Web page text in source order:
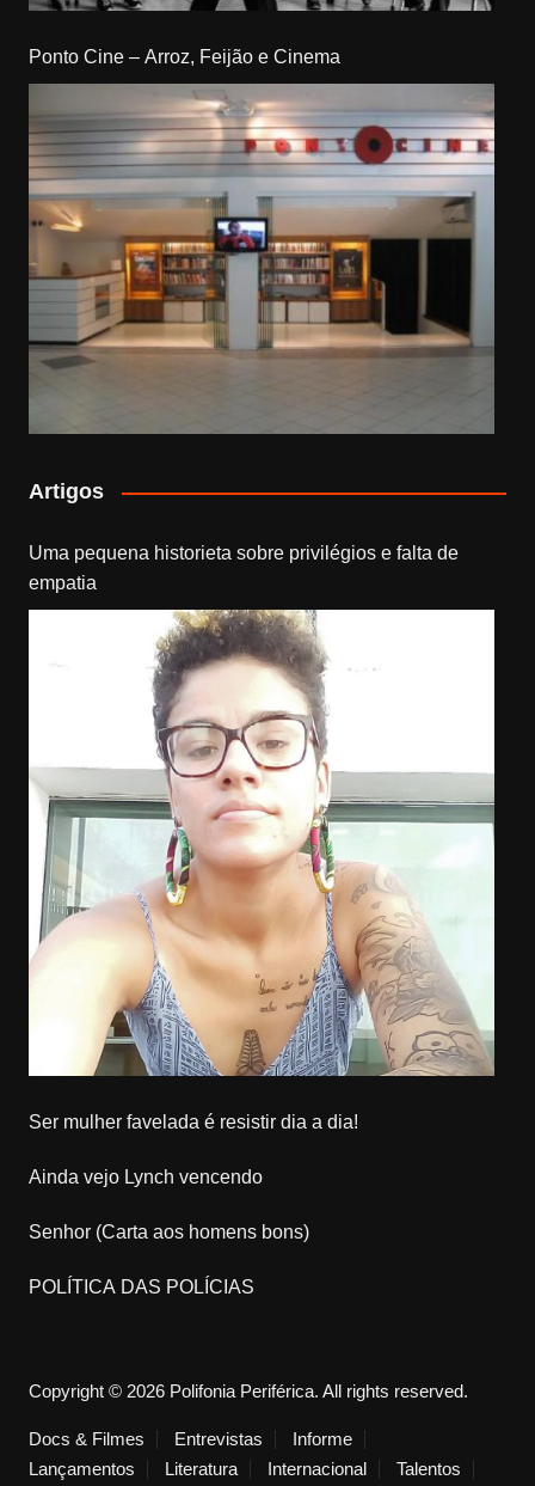
Ponto Cine – Arroz, Feijão e Cinema
Artigos
Uma pequena historieta sobre privilégios e falta de
empatia
Ser mulher favelada é resistir dia a dia!
Ainda vejo Lynch vencendo
Senhor (Carta aos homens bons)
POLÍTICA DAS POLÍCIAS
Copyright © 2026 Polifonia Periférica. All rights reserved.
Docs & Filmes Entrevistas
Informe
Lançamentos
Literatura Internacional Talentos